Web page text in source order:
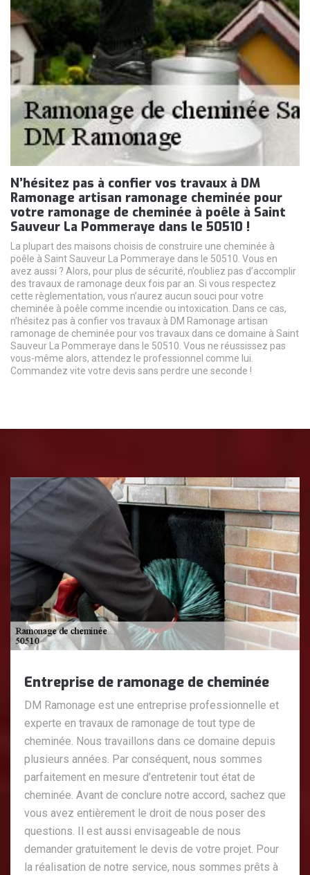
N’hésitez pas à confier vos travaux à DM
Ramonage artisan ramonage cheminée pour
votre ramonage de cheminée à poêle à Saint
Sauveur La Pommeraye dans le 50510 !
La plupart des maisons choisis de construire une cheminée à
poêle à Saint Sauveur La Pommeraye dans le 50510. Vous en
avez aussi ? Alors, pour plus de sécurité, n’oubliez pas d’accomplir
des travaux de ramonage deux fois par an. Si vous respectez
cette règlementation, vous n’aurez aucun souci pour votre
cheminée à poêle comme incendie ou intoxication. Dans ce cas,
n’hésitez pas à confier vos travaux à DM Ramonage artisan
ramonage de cheminée pour vos travaux dans ce domaine à Saint
Sauveur La Pommeraye dans le 50510. Vous ne réussissez pas
vous-même alors, attendez le professionnel comme lui.
Commandez vite votre devis sans perdre une seconde !
Entreprise de ramonage de cheminée
DM Ramonage est une entreprise professionnelle et
experte en travaux de ramonage de tout type de
cheminée. Nous travaillons dans ce domaine depuis
plusieurs années. Par conséquent, nous sommes
parfaitement en mesure d’entretenir tout état de
cheminée. Avant de conclure notre accord, sachez que
vous avez entièrement le droit de nous poser des
questions. Il est aussi envisageable de nous
demander gratuitement le devis de votre projet. Pour
la réalisation de notre service, nous sommes prêts à